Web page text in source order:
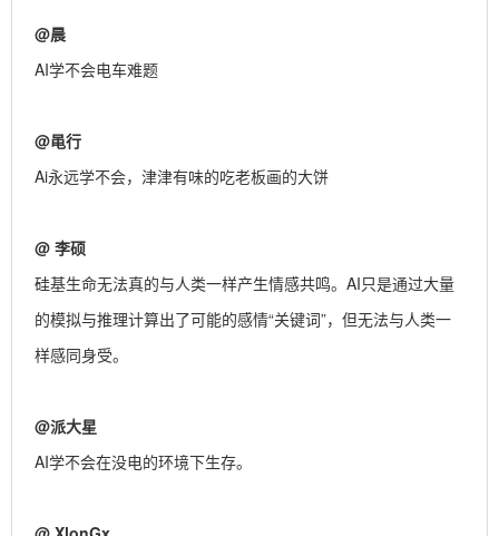
@晨
AI学不会电车难题
@黾行
Ai永远学不会，津津有味的吃老板画的大饼
@ 李硕
硅基生命无法真的与人类一样产生情感共鸣。AI只是通过大量
的模拟与推理计算出了可能的感情“关键词”，但无法与人类一
样感同身受。
@派大星
AI学不会在没电的环境下生存。